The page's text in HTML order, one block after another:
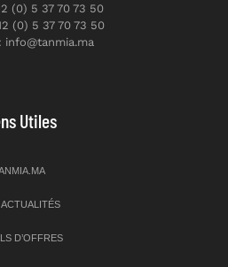
(0) 5 37 70 73 50
(0) 5 37 70 73 50
info@tanmia.ma
Utiles
D’OFFRES